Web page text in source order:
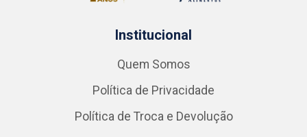
Institucional
Quem Somos
Política de Privacidade
Política de Troca e Devolução